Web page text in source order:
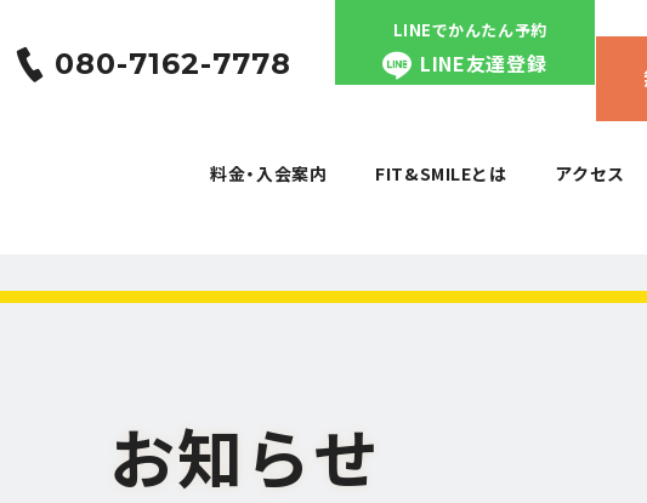
080-7162-7778
LINEでかんたん予約
LINE友達登録
料金・入会案内 FIT&SMILEとは アクセス
お知らせ
料金・入会案内 FIT&SMILEとは アクセス お